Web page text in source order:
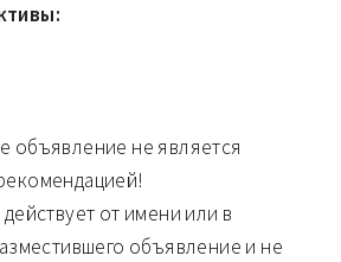
объявление не является
от имени или в
объявление и не